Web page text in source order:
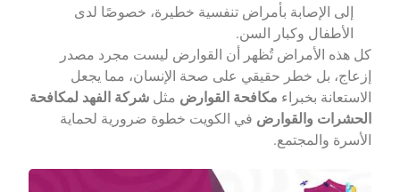
إلى الإصابة بأمراض تنفسية خطيرة، خصوصًا لدى
الأطفال وكبار السن.
كل هذه الأمراض تُظهر أن القوارض ليست مجرد مصدر
إزعاج، بل خطر حقيقي على صحة الإنسان، مما يجعل
الاستعانة بخبراء مكافحة القوارض مثلشركة الفهد لمكافحة
الحشرات والقوارض في الكويت خطوة ضرورية لحماية
الأسرة والمجتمع.